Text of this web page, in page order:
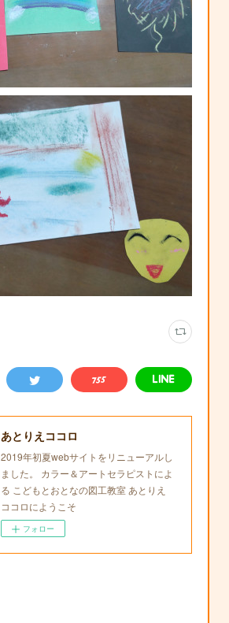
あとりえココロ
2019年初夏webサイトをリニューアルし
ました。 カラー＆アートセラピストによ
る こどもとおとなの図工教室 あとりえ
ココロにようこそ
フォロー